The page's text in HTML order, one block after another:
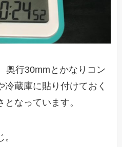
奥行30mmとかなりコン
蔵庫に貼り付けておく
なっています。